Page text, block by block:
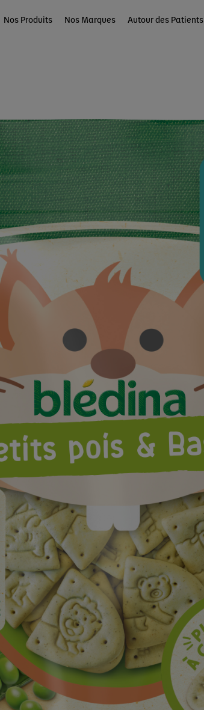
Nos Produits Nos Marques Autour des Patients